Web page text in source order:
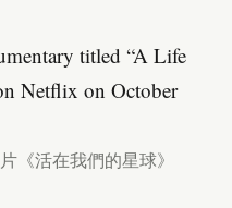
titled “A Life
Netflix on October
《活在我們的星球》